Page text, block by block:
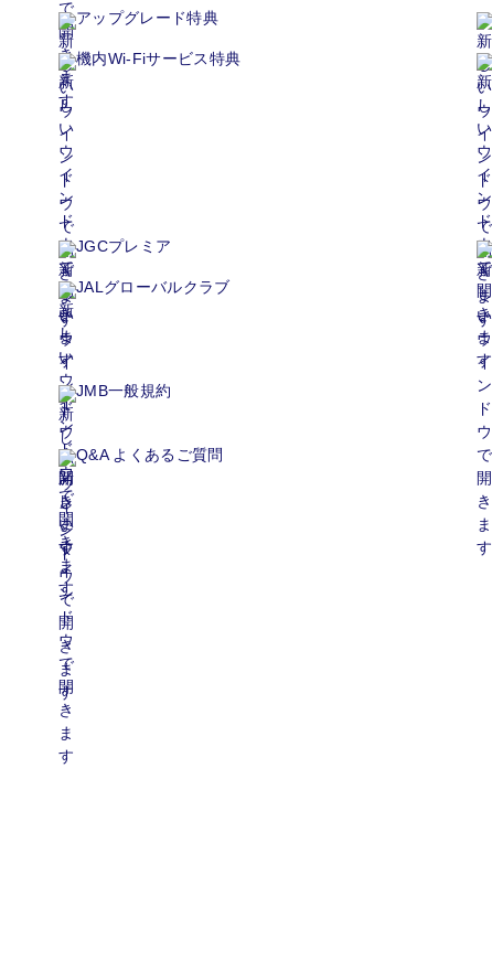
アップグレード特典
機内Wi-Fiサービス特典
JGCプレミア
JALグローバルクラブ
JMB一般規約
Q&A よくあるご質問